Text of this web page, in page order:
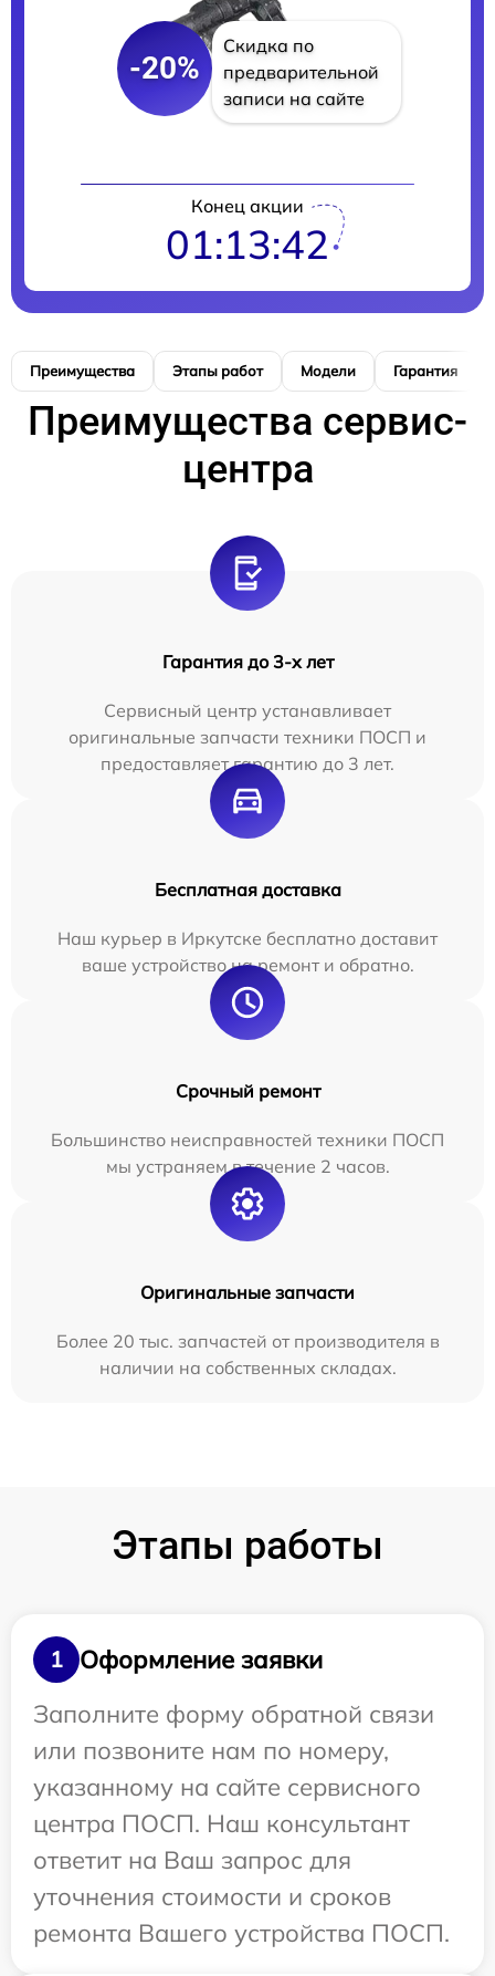
-20%
Скидка по
предварительной
записи на сайте
Конец акции
01:13:41
Преимущества Этапы работ Модели Гарантия
Преимущества сервис-
центра
Гарантия до 3-х лет
Сервисный центр устанавливает
оригинальные запчасти техники ПОСП и
предоставляет гарантию до 3 лет.
Бесплатная доставка
Наш курьер в Иркутске бесплатно доставит
ваше устройство на ремонт и обратно.
Срочный ремонт
Большинство неисправностей техники ПОСП
мы устраняем в течение 2 часов.
Оригинальные запчасти
Более 20 тыс. запчастей от производителя в
наличии на собственных складах.
Этапы работы
1
Оформление заявки
Заполните форму обратной связи
или позвоните нам по номеру,
указанному на сайте сервисного
центра ПОСП. Наш консультант
ответит на Ваш запрос для
уточнения стоимости и сроков
ремонта Вашего устройства ПОСП.